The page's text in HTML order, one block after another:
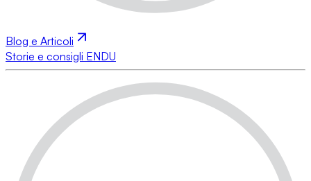
Blog e Articoli
Storie e consigli ENDU